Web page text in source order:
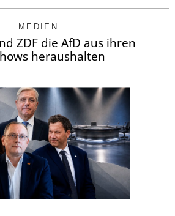
MEDIEN
ZDF die AfD aus ihren
heraushalten